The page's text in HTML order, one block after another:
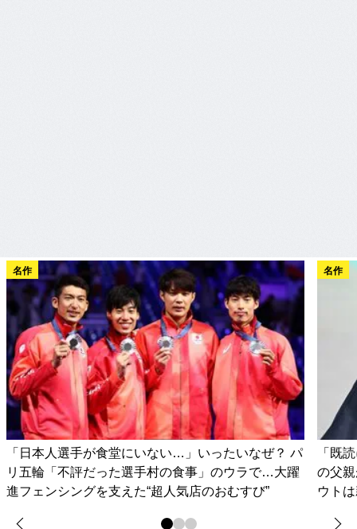
名作
「日本人選手が食堂にいない…」いったいなぜ？ パ
リ五輪「不評だった選手村の食事」のウラで…大躍
進フェンシングを支えた“超人気店のおむすび”
名作
「既
の父
ウト